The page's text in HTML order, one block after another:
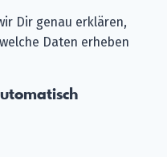
Dir genau erklären,
Daten erheben